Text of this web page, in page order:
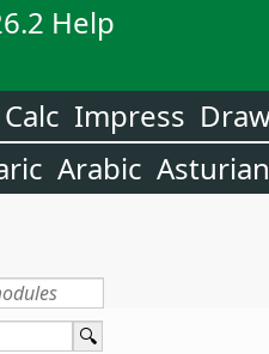
Help
Calc Impress
Arabic Asturian